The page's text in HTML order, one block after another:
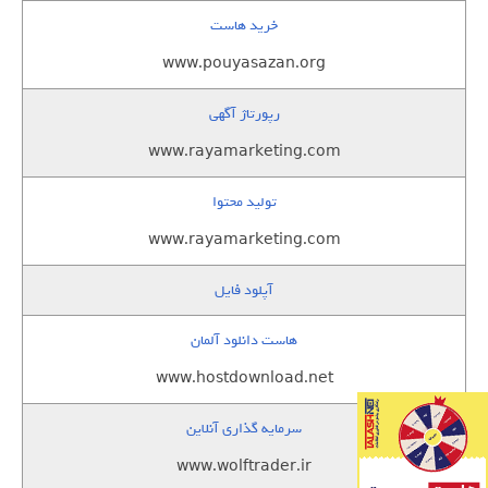
خرید هاست
www.pouyasazan.org
رپورتاژ آگهی
www.rayamarketing.com
تولید محتوا
www.rayamarketing.com
آپلود فایل
هاست دانلود آلمان
www.hostdownload.net
سرمایه گذاری آنلاین
www.wolftrader.ir